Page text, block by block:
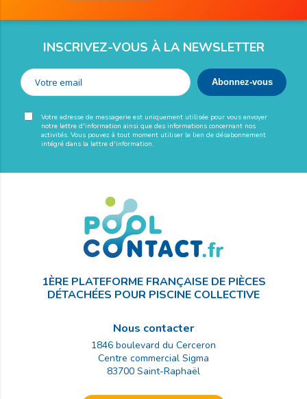
INSCRIVEZ-VOUS À LA NEWSLETTER
Votre adresse de messagerie est uniquement utilisée pour vous envoyer
notre lettre d'information ainsi que des informations concernant nos
activités. Vous pouvez à tout moment utiliser le lien de désabonnement
intégré dans la lettre d'information.
1ÈRE PLATEFORME FRANÇAISE DE PIÈCES
DÉTACHÉES POUR PISCINE COLLECTIVE
Nous contacter
1846 boulevard du Cerceron
Centre commercial Sigma
83700 Saint-Raphaël